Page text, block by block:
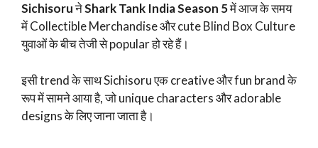
SichisoruनेShark Tank India Season 5में आज के समय
में Collectible Merchandise और cute Blind Box Culture
युवाओं के बीच तेजी से popular हो रहे हैं।
इसी trend के साथ Sichisoru एक creative और fun brand के
रूप में सामने आया है, जो unique characters और adorable
designs के लिए जाना जाता है।